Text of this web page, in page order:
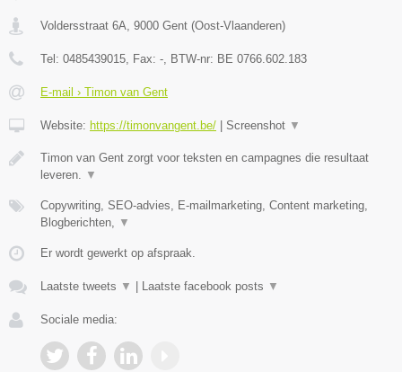
Voldersstraat 6A 9000 Gent (Oost-Vlaanderen)
Tel: 0485439015 , Fax: - , BTW-nr: BE 0766.602.183
E-mail › Timon van Gent
Website: https://timonvangent.be/ | Screenshot ▼
Timon van Gent zorgt voor teksten en campagnes die resultaat
leveren.
▼
Copywriting, SEO-advies, E-mailmarketing, Content marketing,
Blogberichten,
▼
Er wordt gewerkt op afspraak.
Laatste tweets ▼ | Laatste facebook posts ▼
Sociale media: